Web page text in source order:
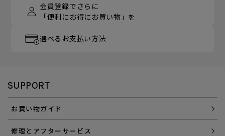
会員登録でさらに
「便利にお得にお買い物」を
選べるお支払い方法
SUPPORT
お買い物ガイド
修理とアフターサービス